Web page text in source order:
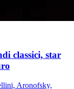
classici, star
Aronofsky,